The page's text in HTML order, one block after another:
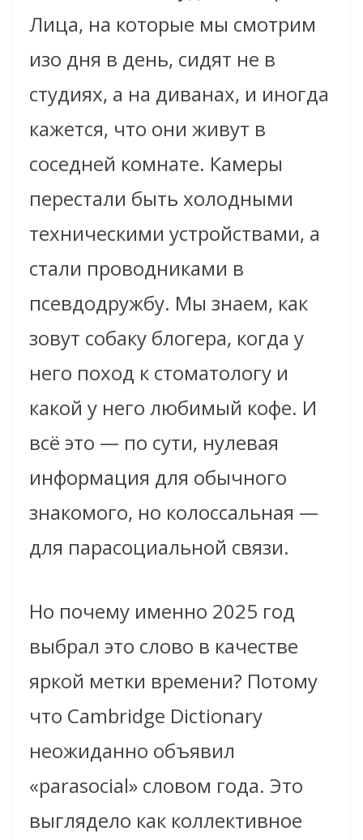
Лица, на которые мы смотрим
изо дня в день, сидят не в
студиях, а на диванах, и иногда
кажется, что они живут в
соседней комнате. Камеры
перестали быть холодными
техническими устройствами, а
стали проводниками в
псевдодружбу. Мы знаем, как
зовут собаку блогера, когда у
него поход к стоматологу и
какой у него любимый кофе. И
всё это — по сути, нулевая
информация для обычного
знакомого, но колоссальная —
для парасоциальной связи.
Но почему именно 2025 год
выбрал это слово в качестве
яркой метки времени? Потому
что Cambridge Dictionary
неожиданно объявил
«parasocial» словом года. Это
выглядело как коллективное